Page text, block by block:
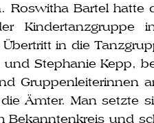
Roswitha Bartel
Kindertanzgruppe
in die
und Stephanie Kepp,
Gruppenleiterinnen
Ämter. Man setz­te
Bekanntenkreis und